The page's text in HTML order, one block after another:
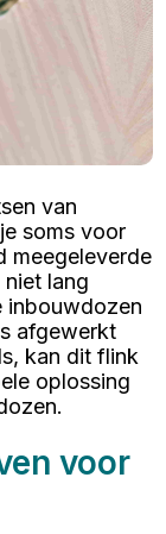
van
soms voor
meegeleverde
lang
inbouwdozen
afgewerkt
kan dit flink
oplossing
voor